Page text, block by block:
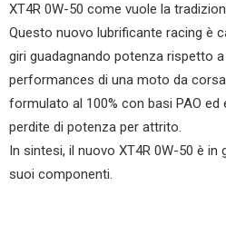
XT4R 0W-50 come vuole la
Questo nuovo lubrificante racing è
giri guadagnando potenza rispetto
performances di una moto da
formulato al 100% con basi PAO
perdite di potenza per attrito.
In sintesi, il nuovo XT4R 0W-50 è
suoi componenti.